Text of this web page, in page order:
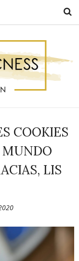
COOKIES
MUNDO
LIS